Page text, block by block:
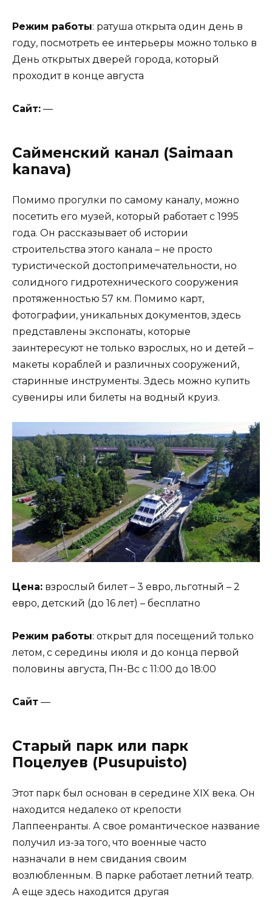
Режим работы: ратуша открыта один день в
году, посмотреть ее интерьеры можно только в
День открытых дверей города, который
проходит в конце августа
Сайт: —
Сайменский канал (Saimaan
kanava)
Помимо прогулки по самому каналу, можно
посетить его музей, который работает с 1995
года. Он рассказывает об истории
строительства этого канала – не просто
туристической достопримечательности, но
солидного гидротехнического сооружения
протяженностью 57 км. Помимо карт,
фотографии, уникальных документов, здесь
представлены экспонаты, которые
заинтересуют не только взрослых, но и детей –
макеты кораблей и различных сооружений,
старинные инструменты. Здесь можно купить
сувениры или билеты на водный круиз.
Цена: взрослый билет – 3 евро, льготный – 2
евро, детский (до 16 лет) – бесплатно
Режим работы: открыт для посещений только
летом, с середины июля и до конца первой
половины августа, Пн-Вс с 11:00 до 18:00
Сайт —
Старый парк или парк
Поцелуев (Pusupuisto)
Этот парк был основан в середине XIX века. Он
находится недалеко от крепости
Лаппеенранты. А свое романтическое название
получил из-за того, что военные часто
назначали в нем свидания своим
возлюбленным. В парке работает летний театр.
А еще здесь находится другая